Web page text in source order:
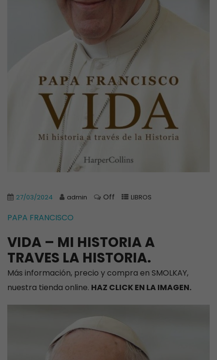
27/03/2024 admin Off LIBROS
PAPA FRANCISCO
VIDA – MI HISTORIA A
TRAVES LA HISTORIA.
Más información, precio y compra en SMOLKAY,
nuestra tienda online. HAZ CLICK EN LA IMAGEN.